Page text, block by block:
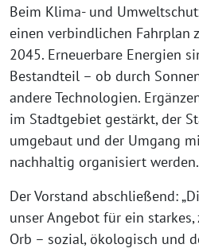
Beim Klima- und
einen verbindlichen Fahrplan
2045. Erneuerbare Energien
Bestandteil – ob durch
andere Technologien.
im Stadtgebiet gestärkt, der
umgebaut und der Umgang
nachhaltig organisiert werden.
Der Vorstand abschließend:
unser Angebot für ein
Orb – sozial, ökologisch und